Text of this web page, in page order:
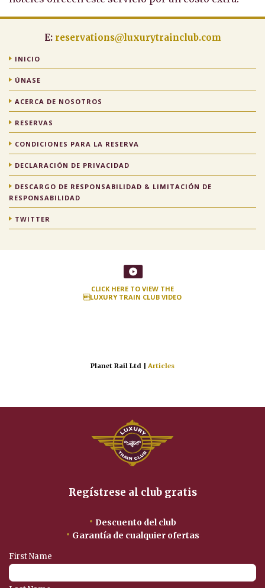
E: reservations@luxurytrainclub.com
INICIO
ÚNASE
ACERCA DE NOSOTROS
RESERVAS
CONDICIONES PARA LA RESERVA
DECLARACIÓN DE PRIVACIDAD
DESCARGO DE RESPONSABILIDAD & LIMITACIÓN DE
RESPONSABILIDAD
TWITTER
CLICK HERE TO VIEW THE
LUXURY TRAIN CLUB VIDEO
Planet Rail Ltd | Articles
Regístrese al club gratis
• Descuento del club
• Garantía de cualquier ofertas
First Name